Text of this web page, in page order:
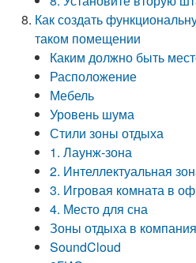
Как создать
таком помещении
Каким должно быть
Расположение
Мебель
Уровень шума
Стили зоны отдыха
1. Лаунж-зона
2. Интеллектуальная
3. Игровая комната в
4. Место для сна
Зоны отдыха в
SoundCloud